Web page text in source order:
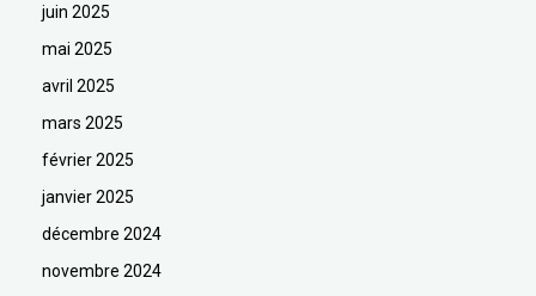
juin 2025
mai 2025
avril 2025
mars 2025
février 2025
janvier 2025
décembre 2024
novembre 2024